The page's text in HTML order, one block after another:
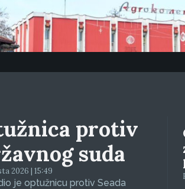
protiv
suda
2026 | 15:49
je optužnicu protiv Seada